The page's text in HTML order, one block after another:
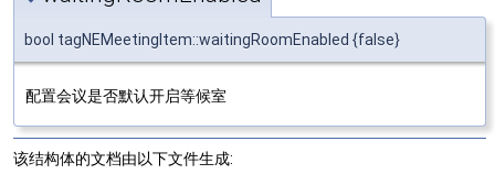
bool tagNEMeetingItem::waitingRoomEnabled {false}
配置会议是否默认开启等候室
该结构体的文档由以下文件生成: